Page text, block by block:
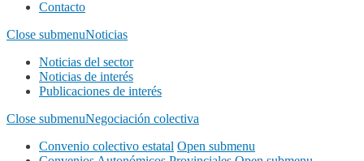
Contacto
Close submenuNoticias
Noticias del sector
Noticias de interés
Publicaciones de interés
Close submenuNegociación colectiva
Convenio colectivo estatal Open submenu